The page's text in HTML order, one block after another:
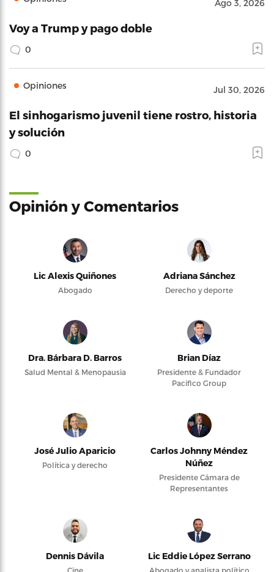
Ago 3, 2026
Voy a Trump y pago doble
0
Opiniones Jul 30, 2026
El sinhogarismo juvenil tiene rostro, historia
y solución
0
Opinión y Comentarios
Lic Alexis Quiñones
Abogado
Adriana Sánchez
Derecho y deporte
Dra. Bárbara D. Barros
Salud Mental & Menopausia
Brian Díaz
Presidente & Fundador
Pacifico Group
José Julio Aparicio
Política y derecho
Carlos Johnny Méndez
Núñez
Presidente Cámara de
Representantes
Dennis Dávila
Cine
Lic Eddie López Serrano
Abogado y analista político